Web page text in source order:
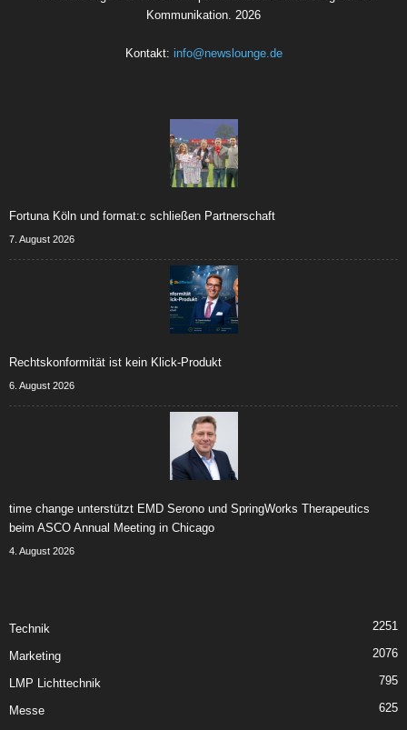
Kommunikation. 2026
Kontakt: info@newslounge.de
Fortuna Köln und format:c schließen Partnerschaft
7. August 2026
Rechtskonformität ist kein Klick-Produkt
6. August 2026
time change unterstützt EMD Serono und SpringWorks Therapeutics
beim ASCO Annual Meeting in Chicago
4. August 2026
Technik 2251
Marketing 2076
LMP Lichttechnik 795
Messe
625